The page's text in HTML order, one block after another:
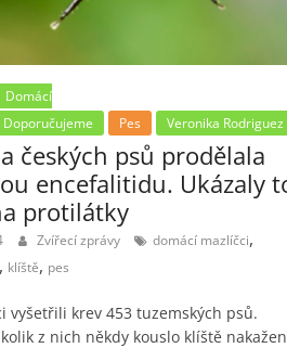
Domácí
Doporučujeme Pes Veronika Rodriguez
českých psů prodělala
encefalitidu. Ukázaly
protilátky
Zvířecí zprávy domácí mazlíčci,
, klíště, pes
vyšetřili krev 453 tuzemských psů.
z nich někdy kouslo klíště